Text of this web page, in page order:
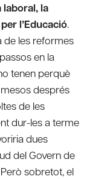
la
l’Educació.
de les reformes
en la
tenen perquè
després
de les
dur-les a terme
dues
del Govern de
sobretot, el